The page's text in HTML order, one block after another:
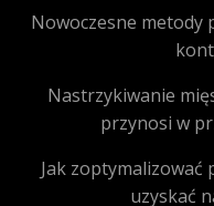
Nowoczesne metody
Nastrzykiwanie
przynosi w
Jak zoptymalizować
uzyskać